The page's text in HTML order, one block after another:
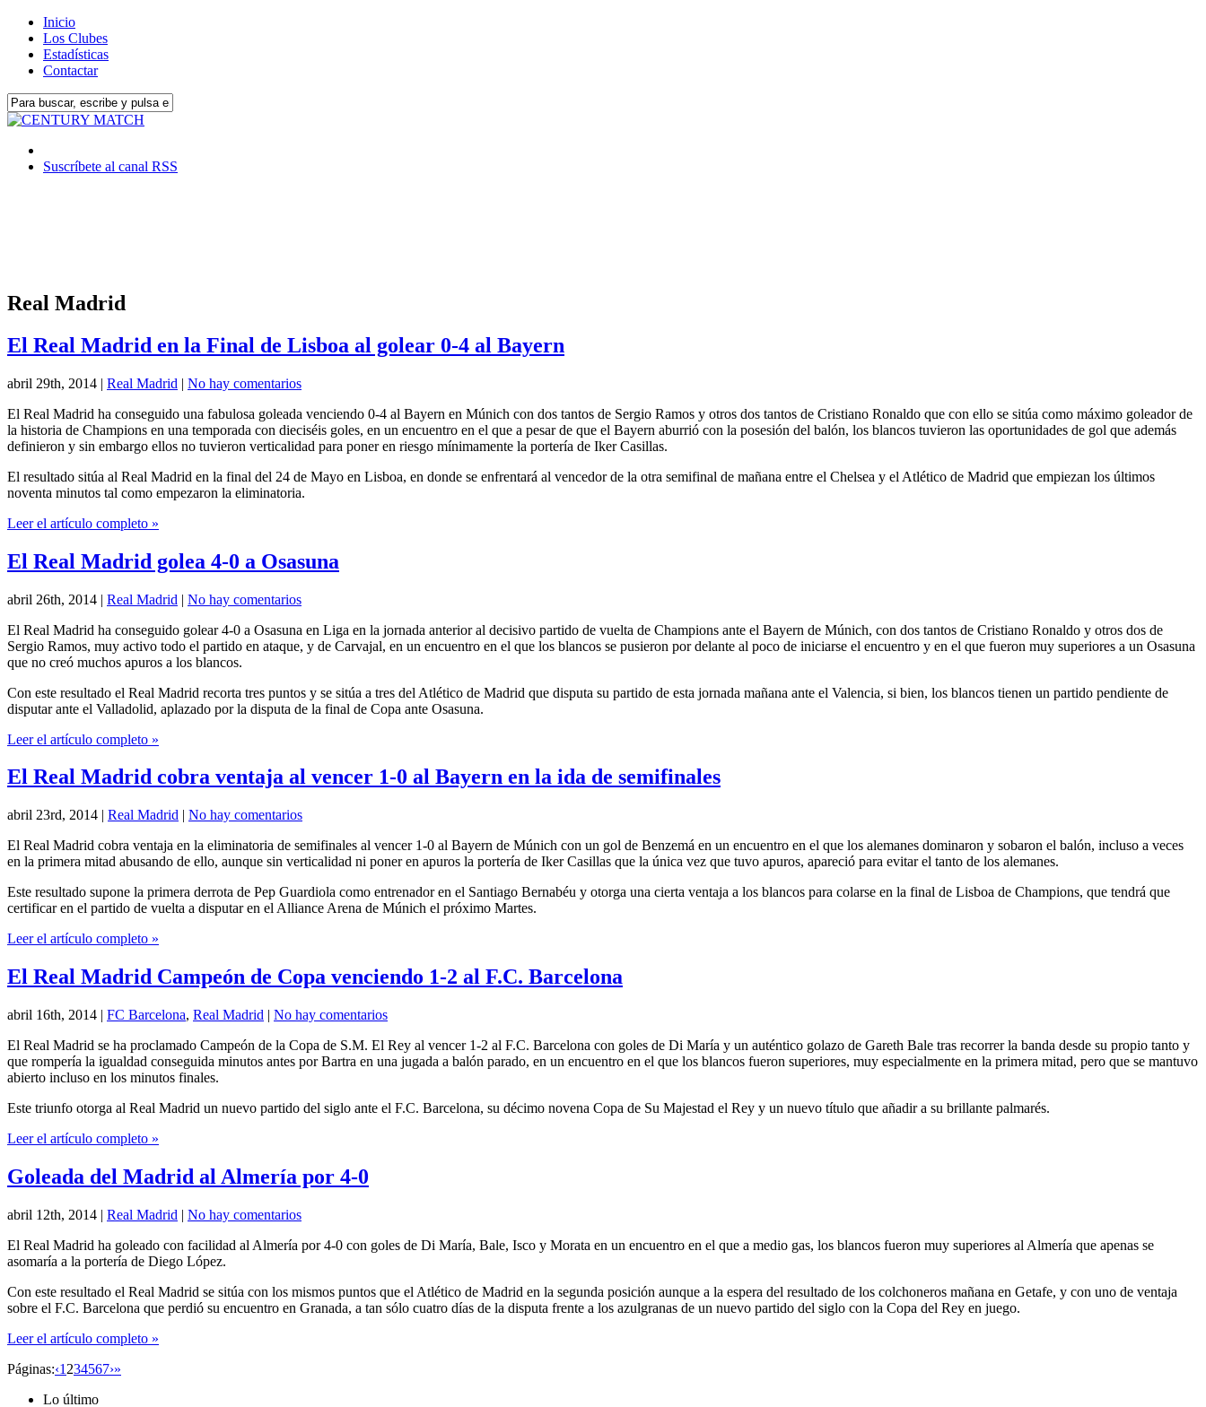
Inicio
Los Clubes
Estadísticas
Contactar
Suscríbete al canal RSS
Real Madrid
El Real Madrid en la Final de Lisboa al golear 0-4 al Bayern
abril 29th, 2014 | Real Madrid | No hay comentarios
El Real Madrid ha conseguido una fabulosa goleada venciendo 0-4 al Bayern en Múnich con dos tantos de Sergio Ramos y otros dos tantos de Cristiano Ronaldo que con ello se sitúa como máximo goleador de
la historia de Champions en una temporada con dieciséis goles, en un encuentro en el que a pesar de que el Bayern aburrió con la posesión del balón, los blancos tuvieron las oportunidades de gol que además
definieron y sin embargo ellos no tuvieron verticalidad para poner en riesgo mínimamente la portería de Iker Casillas.
El resultado sitúa al Real Madrid en la final del 24 de Mayo en Lisboa, en donde se enfrentará al vencedor de la otra semifinal de mañana entre el Chelsea y el Atlético de Madrid que empiezan los últimos
noventa minutos tal como empezaron la eliminatoria.
Leer el artículo completo »
El Real Madrid golea 4-0 a Osasuna
abril 26th, 2014 | Real Madrid | No hay comentarios
El Real Madrid ha conseguido golear 4-0 a Osasuna en Liga en la jornada anterior al decisivo partido de vuelta de Champions ante el Bayern de Múnich, con dos tantos de Cristiano Ronaldo y otros dos de
Sergio Ramos, muy activo todo el partido en ataque, y de Carvajal, en un encuentro en el que los blancos se pusieron por delante al poco de iniciarse el encuentro y en el que fueron muy superiores a un Osasuna
que no creó muchos apuros a los blancos.
Con este resultado el Real Madrid recorta tres puntos y se sitúa a tres del Atlético de Madrid que disputa su partido de esta jornada mañana ante el Valencia, si bien, los blancos tienen un partido pendiente de
disputar ante el Valladolid, aplazado por la disputa de la final de Copa ante Osasuna.
Leer el artículo completo »
El Real Madrid cobra ventaja al vencer 1-0 al Bayern en la ida de semifinales
abril 23rd, 2014 | Real Madrid | No hay comentarios
El Real Madrid cobra ventaja en la eliminatoria de semifinales al vencer 1-0 al Bayern de Múnich con un gol de Benzemá en un encuentro en el que los alemanes dominaron y sobaron el balón, incluso a veces
en la primera mitad abusando de ello, aunque sin verticalidad ni poner en apuros la portería de Iker Casillas que la única vez que tuvo apuros, apareció para evitar el tanto de los alemanes.
Este resultado supone la primera derrota de Pep Guardiola como entrenador en el Santiago Bernabéu y otorga una cierta ventaja a los blancos para colarse en la final de Lisboa de Champions, que tendrá que
certificar en el partido de vuelta a disputar en el Alliance Arena de Múnich el próximo Martes.
Leer el artículo completo »
El Real Madrid Campeón de Copa venciendo 1-2 al F.C. Barcelona
abril 16th, 2014 | FC Barcelona, Real Madrid | No hay comentarios
El Real Madrid se ha proclamado Campeón de la Copa de S.M. El Rey al vencer 1-2 al F.C. Barcelona con goles de Di María y un auténtico golazo de Gareth Bale tras recorrer la banda desde su propio tanto y
que rompería la igualdad conseguida minutos antes por Bartra en una jugada a balón parado, en un encuentro en el que los blancos fueron superiores, muy especialmente en la primera mitad, pero que se mantuvo
abierto incluso en los minutos finales.
Este triunfo otorga al Real Madrid un nuevo partido del siglo ante el F.C. Barcelona, su décimo novena Copa de Su Majestad el Rey y un nuevo título que añadir a su brillante palmarés.
Leer el artículo completo »
Goleada del Madrid al Almería por 4-0
abril 12th, 2014 | Real Madrid | No hay comentarios
El Real Madrid ha goleado con facilidad al Almería por 4-0 con goles de Di María, Bale, Isco y Morata en un encuentro en el que a medio gas, los blancos fueron muy superiores al Almería que apenas se
asomaría a la portería de Diego López.
Con este resultado el Real Madrid se sitúa con los mismos puntos que el Atlético de Madrid en la segunda posición aunque a la espera del resultado de los colchoneros mañana en Getafe, y con uno de ventaja
sobre el F.C. Barcelona que perdió su encuentro en Granada, a tan sólo cuatro días de la disputa frente a los azulgranas de un nuevo partido del siglo con la Copa del Rey en juego.
Leer el artículo completo »
Páginas:‹1 234567›»
Lo último